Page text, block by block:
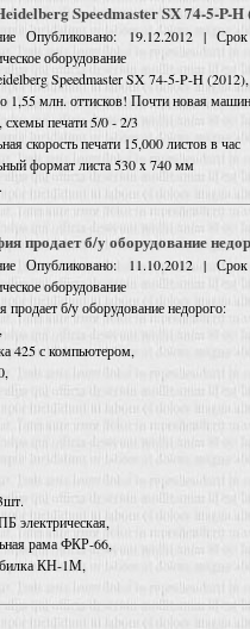
Speedmaster SX 74-5-P-H
Опубликовано: 19.12.2012 |
оборудование
Speedmaster SX 74-5-P-H
1,55 млн. оттисков! Почти новая
схемы печати 5/0 - 2/3
скорость печати 15,000 листов в час
формат листа 530 x 740 мм
продает б/у оборудование
Опубликовано: 11.10.2012 |
оборудование
продает б/у оборудование недорого:
425 с компьютером,
электрическая,
рама ФКР-66,
КН-1М,